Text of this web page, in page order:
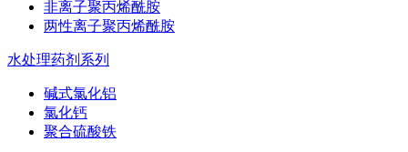
非离子聚丙烯酰胺
两性离子聚丙烯酰胺
水处理药剂系列
碱式氯化铝
氯化钙
聚合硫酸铁